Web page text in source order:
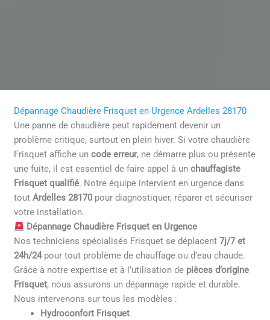
Dépannage Chaudière Frisquet en Urgence Ardelles 28170
Une panne de chaudière peut rapidement devenir un
problème critique, surtout en plein hiver. Si votre chaudière
Frisquet affiche uncode erreur, ne démarre plus ou présente
une fuite, il est essentiel de faire appel à unchauffagiste
Frisquet qualifié. Notre équipe intervient en urgence dans
toutArdelles 28170 pour diagnostiquer, réparer et sécuriser
votre installation.
Dépannage Chaudière Frisquet en Urgence
Nos techniciens spécialisés Frisquet se déplacent7j/7 et
24h/24pour tout problème de chauffage ou d’eau chaude.
Grâce à notre expertise et à l’utilisation de pièces d’origine
Frisquet, nous assurons un dépannage rapide et durable.
Nous intervenons sur tous les modèles :
Hydroconfort Frisquet